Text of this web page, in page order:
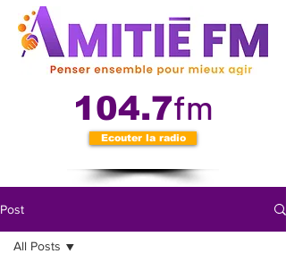
104.7fm
Ecouter la radio
Post
All Posts